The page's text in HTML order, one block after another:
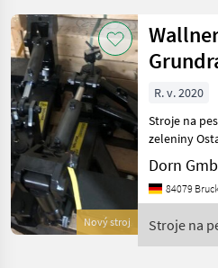
Kategória 4 Krajina
AKTUÁLNA
CESTA
poľnohospodárska
technika
Stroje Na
Pestovanie
Zeleniny
Ostatne
Resetovať
Zobraziť 1
výsledkov
Nový stroj
R. v. 2020
Stroje na
zeleniny
výrobu
Dorn
84079
Stroje na
zeleniny /